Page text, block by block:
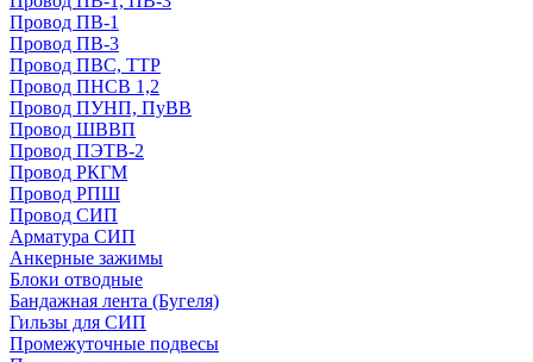
Провод ПВ-1
Провод ПВ-3
Провод ПВС, ТТР
Провод ПНСВ 1,2
Провод ПУНП, ПуВВ
Провод ШВВП
Провод ПЭТВ-2
Провод РКГМ
Провод РПШ
Провод СИП
Арматура СИП
Анкерные зажимы
Блоки отводные
Бандажная лента (Бугеля)
Гильзы для СИП
Промежуточные подвесы